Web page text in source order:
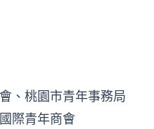
、桃園市青年事務局
際青年商會